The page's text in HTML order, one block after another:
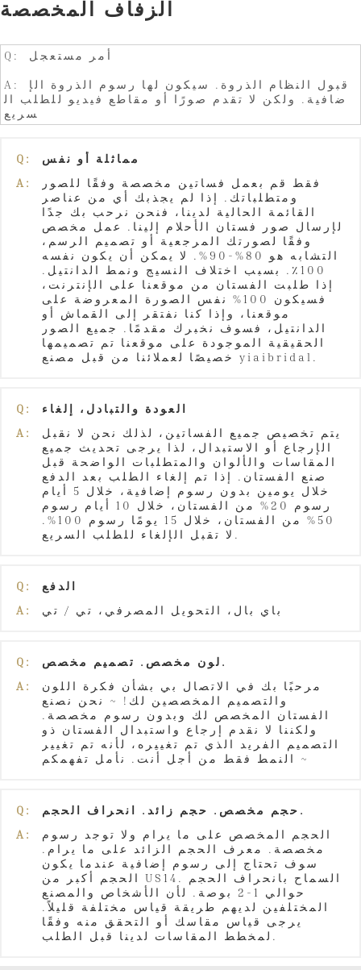
الزفاف المخصصة
Q: أمر مستعجل
A: قبول النظام الذروة. سيكون لها رسوم الذروة الإ
ضافية. ولكن لا تقدم صورًا أو مقاطع فيديو للطلب ال
سريع
Q:
A:
فقط قم بعمل فساتين مخصصة وفقًا للصور
ومتطلباتك. إذا لم يجذبك أي من عناصر
القائمة الحالية لدينا، فنحن نرحب بك جدًا
لإرسال صور فستان الأحلام إلينا. عمل مخصص
وفقًا لصورتك المرجعية أو تصميم الرسم،
التشابه هو 80%-90%. لا يمكن أن يكون نفسه
100٪. بسبب اختلاف النسيج ونمط الدانتيل.
إذا طلبت الفستان من موقعنا على الإنترنت،
فسيكون 100% نفس الصورة المعروضة على
موقعنا، وإذا كنا نفتقر إلى القماش أو
الدانتيل، فسوف نخبرك مقدمًا. جميع الصور
الحقيقية الموجودة على موقعنا تم تصميمها
خصيصًا لعملائنا من قبل مصنع yiaibridal.
Q:
A:
يتم تخصيص جميع الفساتين، لذلك نحن لا نقبل
الإرجاع أو الاستبدال، لذا يرجى تحديث جميع
المقاسات والألوان والمتطلبات الواضحة قبل
صنع الفستان. إذا تم إلغاء الطلب بعد الدفع
خلال يومين بدون رسوم إضافية، خلال 5 أيام
رسوم 20% من الفستان، خلال 10 أيام رسوم
50% من الفستان، خلال 15 يومًا رسوم 100%.
لا تقبل الإلغاء للطلب السريع.
Q:
A:
باي بال، التحويل المصرفي، تي / تي
Q:
لون مخصص. تصميم مخصص.
A:
مرحبًا بك في الاتصال بي بشأن فكرة اللون
والتصميم المخصصين لك! ~ نحن نصنع
الفستان المخصص لك وبدون رسوم مخصصة.
ولكننا لا نقدم إرجاع واستبدال الفستان ذو
التصميم الفريد الذي تم تغييره، لأنه تم تغيير
النمط فقط من أجل أنت. نأمل تفهمكم ~
Q:
حجم مخصص. حجم زائد. انحراف الحجم.
A:
الحجم المخصص على ما يرام ولا توجد رسوم
مخصصة. معرف الحجم الزائد على ما يرام.
سوف تحتاج إلى رسوم إضافية عندما يكون
الحجم أكبر من US14. السماح بانحراف الحجم
حوالي 1-2 بوصة. لأن الأشخاص والمصنع
المختلفين لديهم طريقة قياس مختلفة قليلاً.
يرجى قياس مقاسك أو التحقق منه وفقًا
لمخطط المقاسات لدينا قبل الطلب.